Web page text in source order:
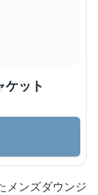
ケット
メンズダウンジ